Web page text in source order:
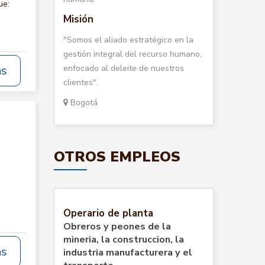
Misión
"Somos el aliado estratégico en la
gestión integral del recurso humano,
enfocado al deleite de nuestros
clientes".
Bogotá
OTROS EMPLEOS
Operario de planta
Obreros y peones de la
mineria, la construccion, la
industria manufacturera y el